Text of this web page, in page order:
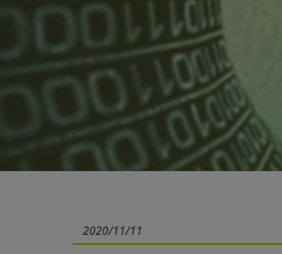
2020/11/11